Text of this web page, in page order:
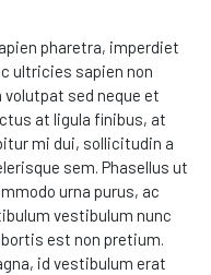
pharetra, imperdiet
ultricies sapien non
sed neque et
at ligula finibus, at
mi dui, sollicitudin a
sem. Phasellus ut
urna purus, ac
vestibulum nunc
est non pretium.
id vestibulum erat